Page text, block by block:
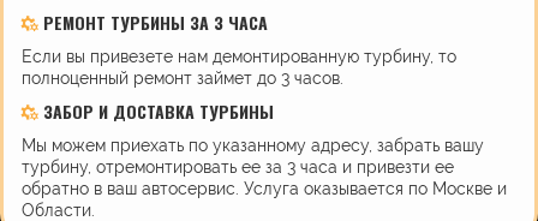
РЕМОНТ ТУРБИНЫ ЗА 3 ЧАСА
Если вы привезете нам демонтированную турбину, то
полноценный ремонт займет до 3 часов.
ЗАБОР И ДОСТАВКА ТУРБИНЫ
Мы можем приехать по указанному адресу, забрать вашу
турбину, отремонтировать ее за 3 часа и привезти ее
обратно в ваш автосервис. Услуга оказывается по Москве и
Области.